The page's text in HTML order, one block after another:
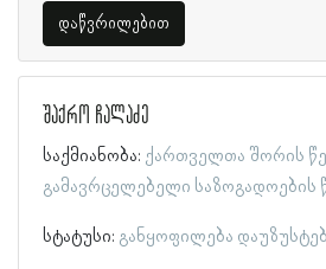
დაწვრილებით
შაქრო ჩალაძე
საქმიანობა: ქართველთა შორის
გამავრცელებელი საზოგადოების
სტატუსი: განყოფილება